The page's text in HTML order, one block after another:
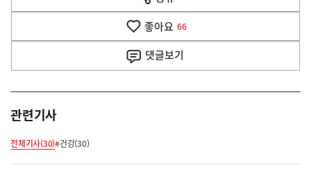
음
열
기
좋아요 66
댓글보기
관련기사
전체기사(30)#건강(30)